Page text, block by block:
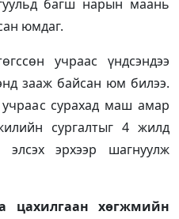
багш нарын маань
юмдаг.
учраас үндсэндээ
зааж байсан юм билээ.
сурахад маш амар
сургалтыг 4 жилд
элсэх эрхээр шагнуулж
цахилгаан хөгжмийн